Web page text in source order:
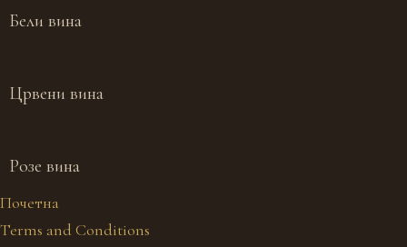
Бели вина
Црвени вина
Розе вина
Почетна
Terms and Conditions